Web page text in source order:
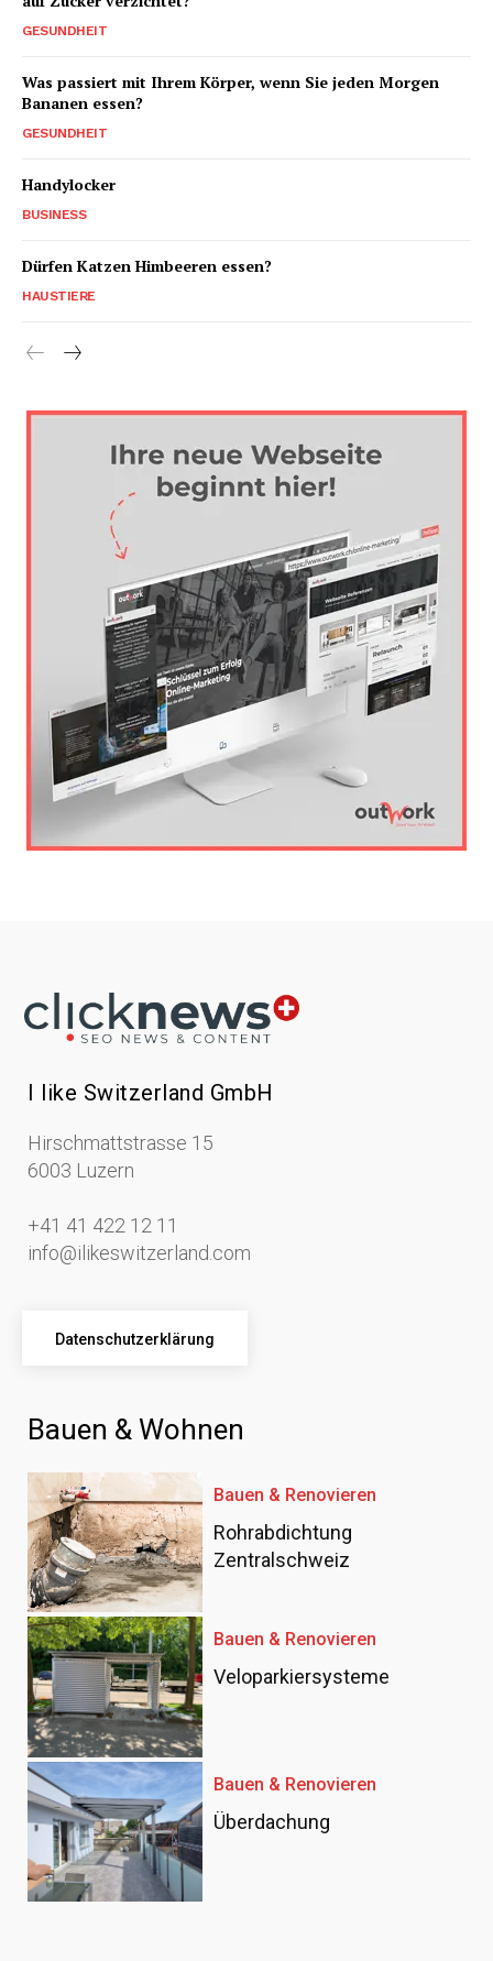
GESUNDHEIT
Was passiert mit Ihrem Körper, wenn Sie jeden Morgen
Bananen essen?
GESUNDHEIT
Handylocker
BUSINESS
Dürfen Katzen Himbeeren essen?
HAUSTIERE
I like Switzerland GmbH
Hirschmattstrasse 15
6003 Luzern
+41 41 422 12 11
info@ilikeswitzerland.com
Datenschutzerklärung
Bauen & Wohnen
Bauen & Renovieren
Rohrabdichtung
Zentralschweiz
Bauen & Renovieren
Veloparkiersysteme
Bauen & Renovieren
Überdachung